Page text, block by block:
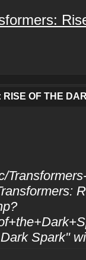
OF THE
Spark"